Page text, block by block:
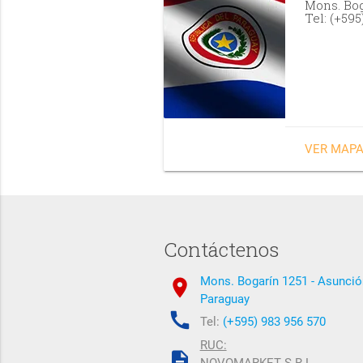
Mons.
Tel:
VER
Contáctenos
location_on
Mons. Bogarín 1251 -
Paraguay
call Tel: (+595) 983 956 570
RUC: